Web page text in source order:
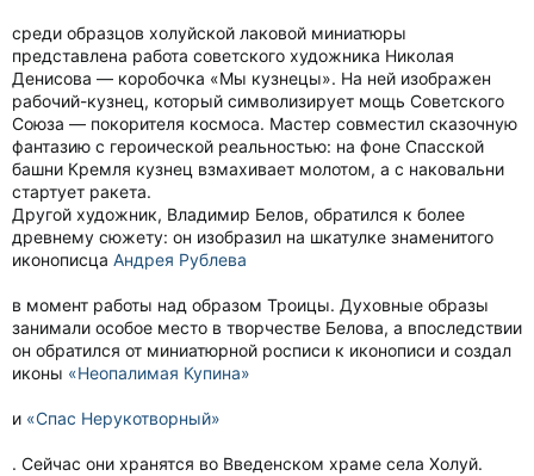
среди образцов холуйской лаковой миниатюры
представлена работа советского художника Николая
Денисова — коробочка «Мы кузнецы». На ней изображен
рабочий-кузнец, который символизирует мощь Советского
Союза — покорителя космоса. Мастер совместил сказочную
фантазию с героической реальностью: на фоне Спасской
башни Кремля кузнец взмахивает молотом, а с наковальни
стартует ракета.
Другой художник, Владимир Белов, обратился к более
древнему сюжету: он изобразил на шкатулке знаменитого
иконописца Андрея Рублева
в момент работы над образом Троицы. Духовные образы
занимали особое место в творчестве Белова, а впоследствии
он обратился от миниатюрной росписи к иконописи и создал
иконы «Неопалимая Купина»
и «Спас Нерукотворный»
. Сейчас они хранятся во Введенском храме села Холуй.